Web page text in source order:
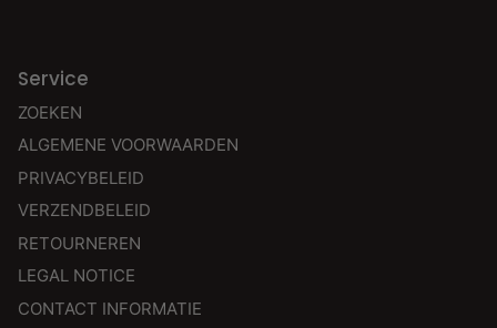
Service
ZOEKEN
ALGEMENE VOORWAARDEN
PRIVACYBELEID
VERZENDBELEID
RETOURNEREN
LEGAL NOTICE
CONTACT INFORMATIE